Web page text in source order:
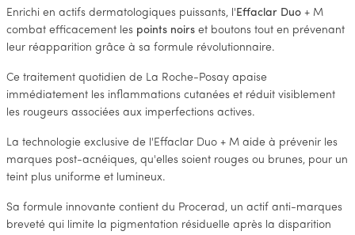
Enrichi en actifs dermatologiques puissants, l' Effaclar Duo + M
combat efficacement les points noirs et boutons tout en prévenant
leur réapparition grâce à sa formule révolutionnaire.
Ce traitement quotidien de La Roche-Posay apaise
immédiatement les inflammations cutanées et réduit visiblement
les rougeurs associées aux imperfections actives.
La technologie exclusive de l'Effaclar Duo + M aide à prévenir les
marques post-acnéiques, qu'elles soient rouges ou brunes, pour un
teint plus uniforme et lumineux.
Sa formule innovante contient du Procerad, un actif anti-marques
breveté qui limite la pigmentation résiduelle après la disparition